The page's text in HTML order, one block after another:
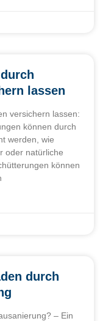
lassen
versichern lassen:
können durch
werden, wie
oder natürliche
können
durch
– Ein